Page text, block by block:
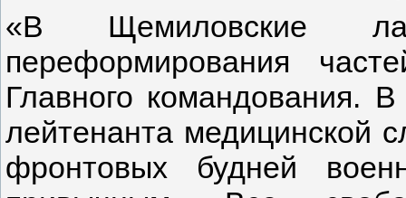
«В Щемиловские
переформирования
Главного командования.
лейтенанта медицинской
фронтовых будней